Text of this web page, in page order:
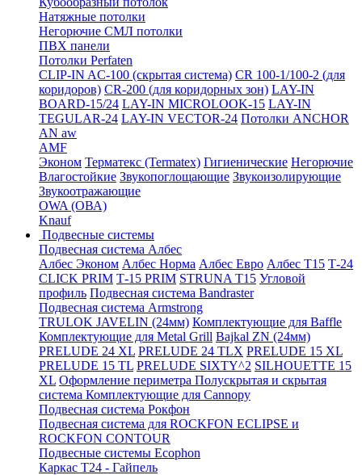
Натяжные потолки
Негорючие СМЛ потолки
ПВХ панели
Потолки Perfaten
CLIP-IN AC-100 (скрытая система) CR 100-1/100-2 (для
коридоров) CR-200 (для коридорных зон) LAY-IN
BOARD-15/24 LAY-IN MICROLOOK-15 LAY-IN
TEGULAR-24 LAY-IN VECTOR-24 Потолки ANCHOR
AN aw
AMF
Эконом Терматекс (Termatex) Гигиенические Негорючие
Влагостойкие Звукопоглощающие Звукоизолирующие
Звукоотражающие
OWA (ОВА)
Knauf
Подвесные системы
Подвесная система Албес
Албес Эконом Албес Норма Албес Евро Албес T15 Т-24
CLICK PRIM Т-15 PRIM STRUNA Т15 Угловой
профиль Подвесная система Bandraster
Подвесная система Armstrong
TRULOK JAVELIN (24мм) Комплектующие для Baffle
Комплектующие для Metal Grill Bajkal ZN (24мм)
PRELUDE 24 XL PRELUDE 24 TLX PRELUDE 15 XL
PRELUDE 15 TL PRELUDE SIXTY^2 SILHOUETTE 15
XL Оформление периметра Полускрытая и скрытая
система Комплектующие для Cannopy
Подвесная система Рокфон
Подвесная система для ROCKFON ECLIPSE и
ROCKFON CONTOUR
Подвесные системы Ecophon
Каркас Т24 - Гайпель